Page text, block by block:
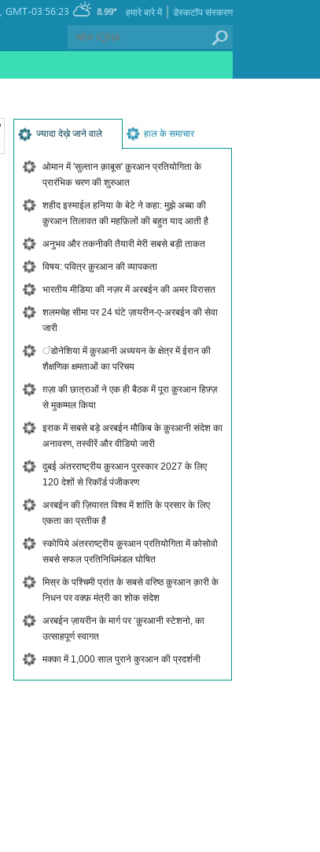
GMT-03:56:23 8.99° डेस्कटॉप संस्करण
|
हमारे बारे में
ज्यादा देख़े जाने वाले हाल के समाचार
ओमान में 'सुल्तान क़ाबूस' क़ुरआन प्रतियोगिता के
प्रारंभिक चरण की शुरुआत
शहीद इस्माईल हनिया के बेटे ने कहा: मुझे अब्बा की
क़ुरआन तिलावत की महफ़िलों की बहुत याद आती है
अनुभव और तकनीकी तैयारी मेरी सबसे बड़ी ताकत
विषय: पवित्र क़ुरआन की व्यापकता
भारतीय मीडिया की नज़र में अरबईन की अमर विरासत
शलमचेह सीमा पर 24 घंटे ज़ायरीन-ए-अरबईन की सेवा
जारी
ंडोनेशिया में क़ुरआनी अध्ययन के क्षेत्र में ईरान की
शैक्षणिक क्षमताओं का परिचय
ग़ज़ा की छात्राओं ने एक ही बैठक में पूरा क़ुरआन हिफ़्ज़
से मुकम्मल किया
इराक में सबसे बड़े अरबईन मौकिब के क़ुरआनी संदेश का
अनावरण, तस्वीरें और वीडियो जारी
दुबई अंतरराष्ट्रीय क़ुरआन पुरस्कार 2027 के लिए
120 देशों से रिकॉर्ड पंजीकरण
अरबईन की ज़ियारत विश्व में शांति के प्रसार के लिए
एकता का प्रतीक है
स्कोपिये अंतरराष्ट्रीय क़ुरआन प्रतियोगिता में कोसोवो
सबसे सफल प्रतिनिधिमंडल घोषित
मिस्र के पश्चिमी प्रांत के सबसे वरिष्ठ क़ुरआन क़ारी के
निधन पर वक्फ़ मंत्री का शोक संदेश
अरबईन ज़ायरीन के मार्ग पर ‘क़ुरआनी स्टेशनो, का
उत्साहपूर्ण स्वागत
मक्का में 1,000 साल पुराने कुरआन की प्रदर्शनी